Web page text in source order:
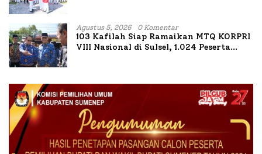
Agustus 5, 2026 0 Komentar
103 Kafilah Siap Ramaikan MTQ KORPRI
VIII Nasional di Sulsel, 1.024 Peserta